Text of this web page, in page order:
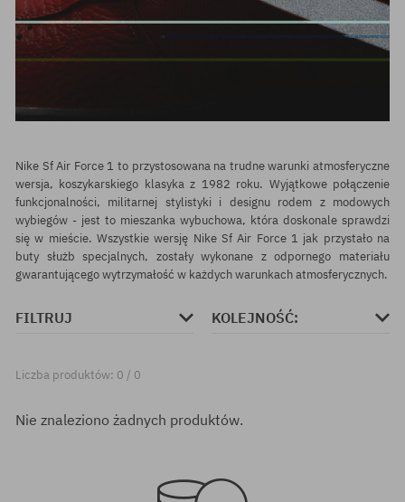
Nike Sf Air Force 1 to przystosowana na trudne warunki atmosferyczne
wersja, koszykarskiego klasyka z 1982 roku. Wyjątkowe połączenie
funkcjonalności, militarnej stylistyki i designu rodem z modowych
wybiegów - jest to mieszanka wybuchowa, która doskonale sprawdzi
się w mieście. Wszystkie wersję Nike Sf Air Force 1 jak przystało na
buty służb specjalnych, zostały wykonane z odpornego materiału
gwarantującego wytrzymałość w każdych warunkach atmosferycznych.
FILTRUJ KOLEJNOŚĆ:
Liczba produktów: 0 / 0
Nie znaleziono żadnych produktów.